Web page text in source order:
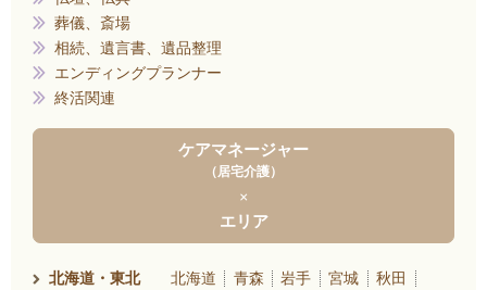
葬儀、斎場
相続、遺言書、遺品整理
エンディングプランナー
終活関連
ケアマネージャー
居宅介護
×
エリア
北海道・東北 北海道 青森 岩手 宮城
秋田